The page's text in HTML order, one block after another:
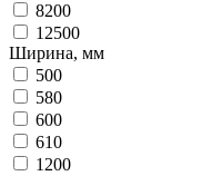
8200
12500
Ширина, мм
500
580
600
610
1200